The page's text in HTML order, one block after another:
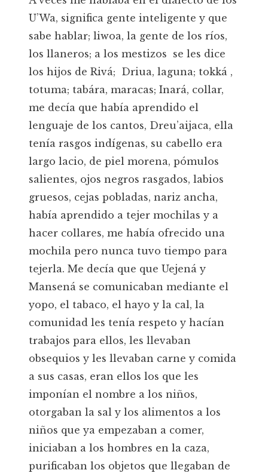
U’Wa, significa gente inteligente y que
sabe hablar; liwoa, la gente de los ríos,
los llaneros; a los mestizos se les dice
los hijos de Rivá; Driua, laguna; tokká ,
totuma; tabára, maracas; Inará, collar,
me decía que había aprendido el
lenguaje de los cantos, Dreu’aijaca, ella
tenía rasgos indígenas, su cabello era
largo lacio, de piel morena, pómulos
salientes, ojos negros rasgados, labios
gruesos, cejas pobladas, nariz ancha,
había aprendido a tejer mochilas y a
hacer collares, me había ofrecido una
mochila pero nunca tuvo tiempo para
tejerla. Me decía que que Uejená y
Mansená se comunicaban mediante el
yopo, el tabaco, el hayo y la cal, la
comunidad les tenía respeto y hacían
trabajos para ellos, les llevaban
obsequios y les llevaban carne y comida
a sus casas, eran ellos los que les
imponían el nombre a los niños,
otorgaban la sal y los alimentos a los
niños que ya empezaban a comer,
iniciaban a los hombres en la caza,
purificaban los objetos que llegaban de